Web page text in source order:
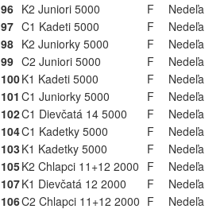
96 K2 Juniori 5000 F Nedeľa
97 C1 Kadeti 5000 F Nedeľa
98 K2 Juniorky 5000 F Nedeľa
99 C2 Juniori 5000 F Nedeľa
100K1 Kadeti 5000 F Nedeľa
101 C1 Juniorky 5000 F Nedeľa
102C1 Dievčatá 14 5000 F Nedeľa
104C1 Kadetky 5000 F Nedeľa
103K1 Kadetky 5000 F Nedeľa
105K2 Chlapci 11+12 2000 F Nedeľa
107K1 Dievčatá 12 2000 F Nedeľa
106C2 Chlapci 11+12 2000 F Nedeľa